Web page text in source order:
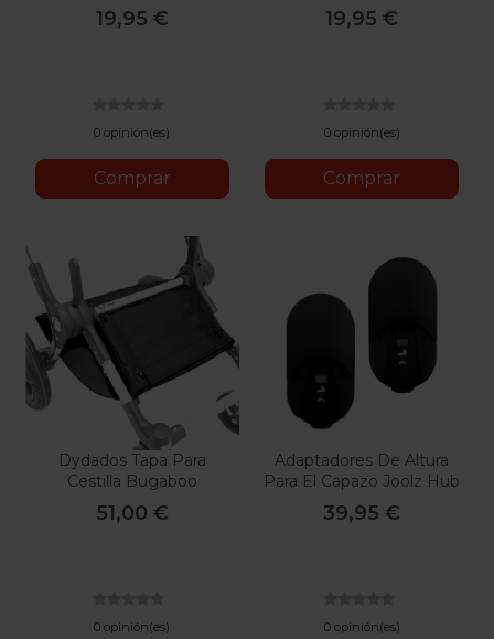
19,95 €
0 opinión(es)
Comprar
19,95 €
0 opinión(es)
Comprar
Dydados Tapa Para
Cestilla Bugaboo
Camaleon
51,00 €
0 opinión(es)
Adaptadores De Altura
Para El Capazo Joolz Hub
2
39,95 €
0 opinión(es)